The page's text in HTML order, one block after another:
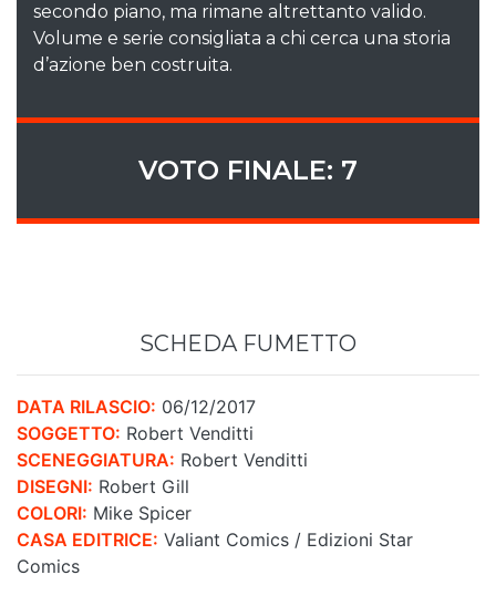
secondo piano, ma rimane altrettanto valido.
Volume e serie consigliata a chi cerca una storia
d’azione ben costruita.
VOTO FINALE: 7
SCHEDA FUMETTO
DATA RILASCIO: 06/12/2017
SOGGETTO: Robert Venditti
SCENEGGIATURA: Robert Venditti
DISEGNI: Robert Gill
COLORI: Mike Spicer
CASA EDITRICE: Valiant Comics / Edizioni Star
Comics